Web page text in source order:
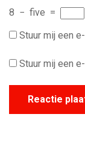
8 − five =
Stuur mij een
Stuur mij een